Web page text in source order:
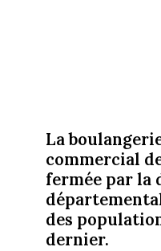
La
commercial
fermée par la
des
dernier.